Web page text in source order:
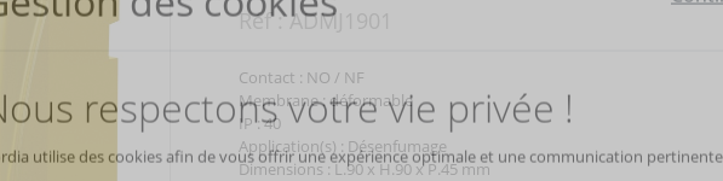
Réf : ADMJ1901
Contact : NO / NF
Membrane : déformable
IP : 40
Application(s) : Désenfumage
Dimensions : L.90 x H.90 x P.45 mm